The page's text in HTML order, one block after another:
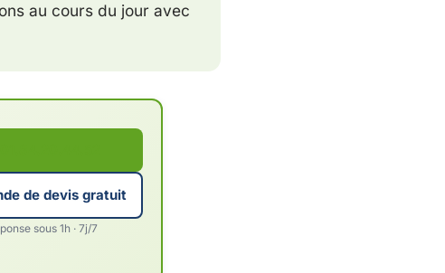
au cours du jour avec
de devis gratuit
sous 1h · 7j/7